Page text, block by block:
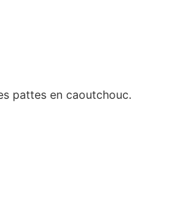
pattes en caoutchouc.